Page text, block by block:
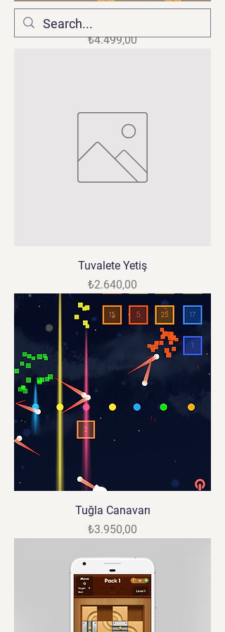
Woody Puzzle
Fiyat
₺4.499,00
Tuvalete Yetiş
Fiyat
₺2.640,00
Tuğla Canavarı
Fiyat
₺3.950,00